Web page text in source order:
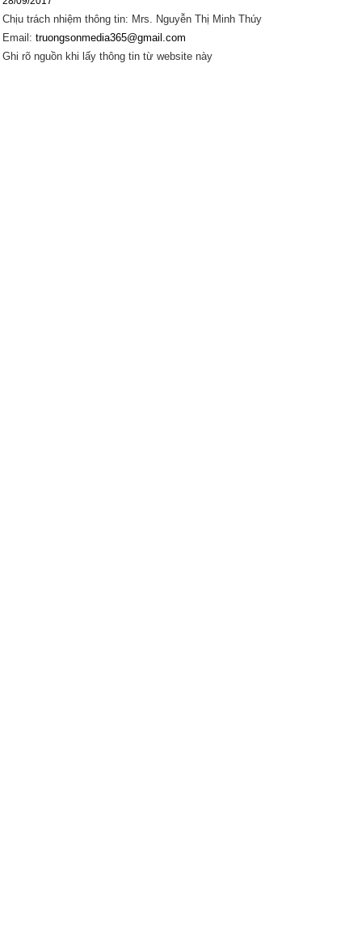
Chịu trách nhiệm thông tin: Mrs. Nguyễn Thị Minh Thúy
Email: truongsonmedia365@gmail.com
Ghi rõ nguồn khi lấy thông tin từ website này